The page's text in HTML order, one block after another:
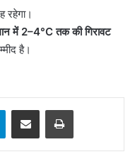
रहेगा।
में 2–4°Cतक की गिरावट
है।
TelegramShare via Email Print